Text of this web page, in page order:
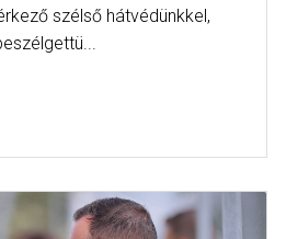
szélső hátvédünkkel,